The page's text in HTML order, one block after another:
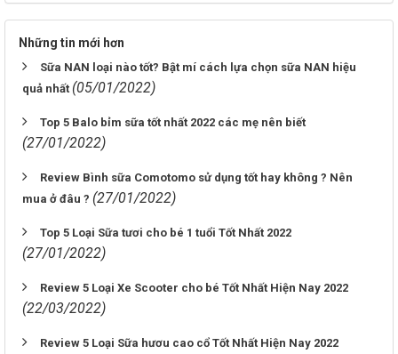
Những tin mới hơn
Sữa NAN loại nào tốt? Bật mí cách lựa chọn sữa NAN hiệu
quả nhất (05/01/2022)
Top 5 Balo bỉm sữa tốt nhất 2022 các mẹ nên biết
(27/01/2022)
Review Bình sữa Comotomo sử dụng tốt hay không ? Nên
mua ở đâu ? (27/01/2022)
Top 5 Loại Sữa tươi cho bé 1 tuổi Tốt Nhất 2022
(27/01/2022)
Review 5 Loại Xe Scooter cho bé Tốt Nhất Hiện Nay 2022
(22/03/2022)
Review 5 Loại Sữa hươu cao cổ Tốt Nhất Hiện Nay 2022